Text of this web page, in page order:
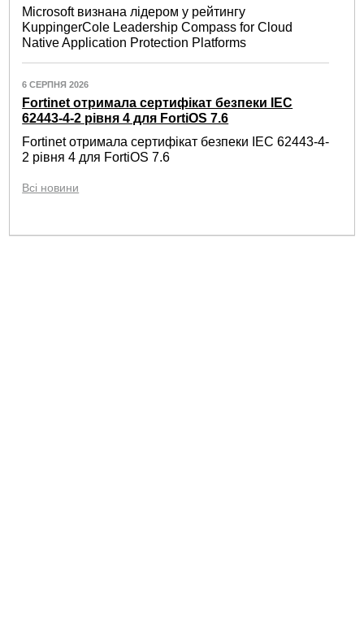
Microsoft визнана лідером у рейтингу
KuppingerCole Leadership Compass for Cloud
Native Application Protection Platforms
6 СЕРПНЯ 2026
Fortinet отримала сертифікат безпеки IEC
62443-4-2 рівня 4 для FortiOS 7.6
Fortinet отримала сертифікат безпеки IEC 62443-4-
2 рівня 4 для FortiOS 7.6
Всі новини